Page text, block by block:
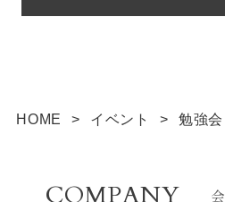
個人情報は、本人の同意が
を含む業務を外部委託する
HOME > イベント > 勉強会
COMPANY